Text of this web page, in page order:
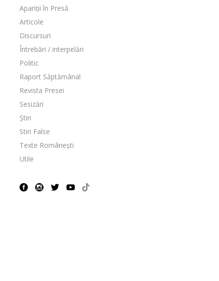
Apariții în Presă
Articole
Discursuri
Întrebări / interpelări
Politic
Raport Săptămânal
Revista Presei
Sesizări
Știri
Stiri False
Texte Românești
Utile